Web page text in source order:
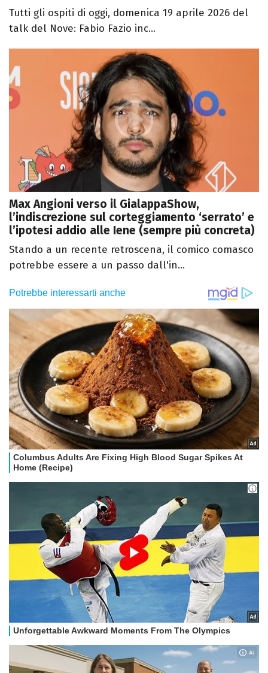
Tutti gli ospiti di oggi, domenica 19 aprile 2026 del
talk del Nove: Fabio Fazio inc...
Max Angioni verso il GialappaShow,
l’indiscrezione sul corteggiamento ‘serrato’ e
l’ipotesi addio alle Iene (sempre più concreta)
Stando a un recente retroscena, il comico comasco
potrebbe essere a un passo dall'in...